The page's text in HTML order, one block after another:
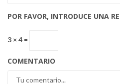
POR FAVOR, INTRODUCE UNA
3 × 4 =
COMENTARIO